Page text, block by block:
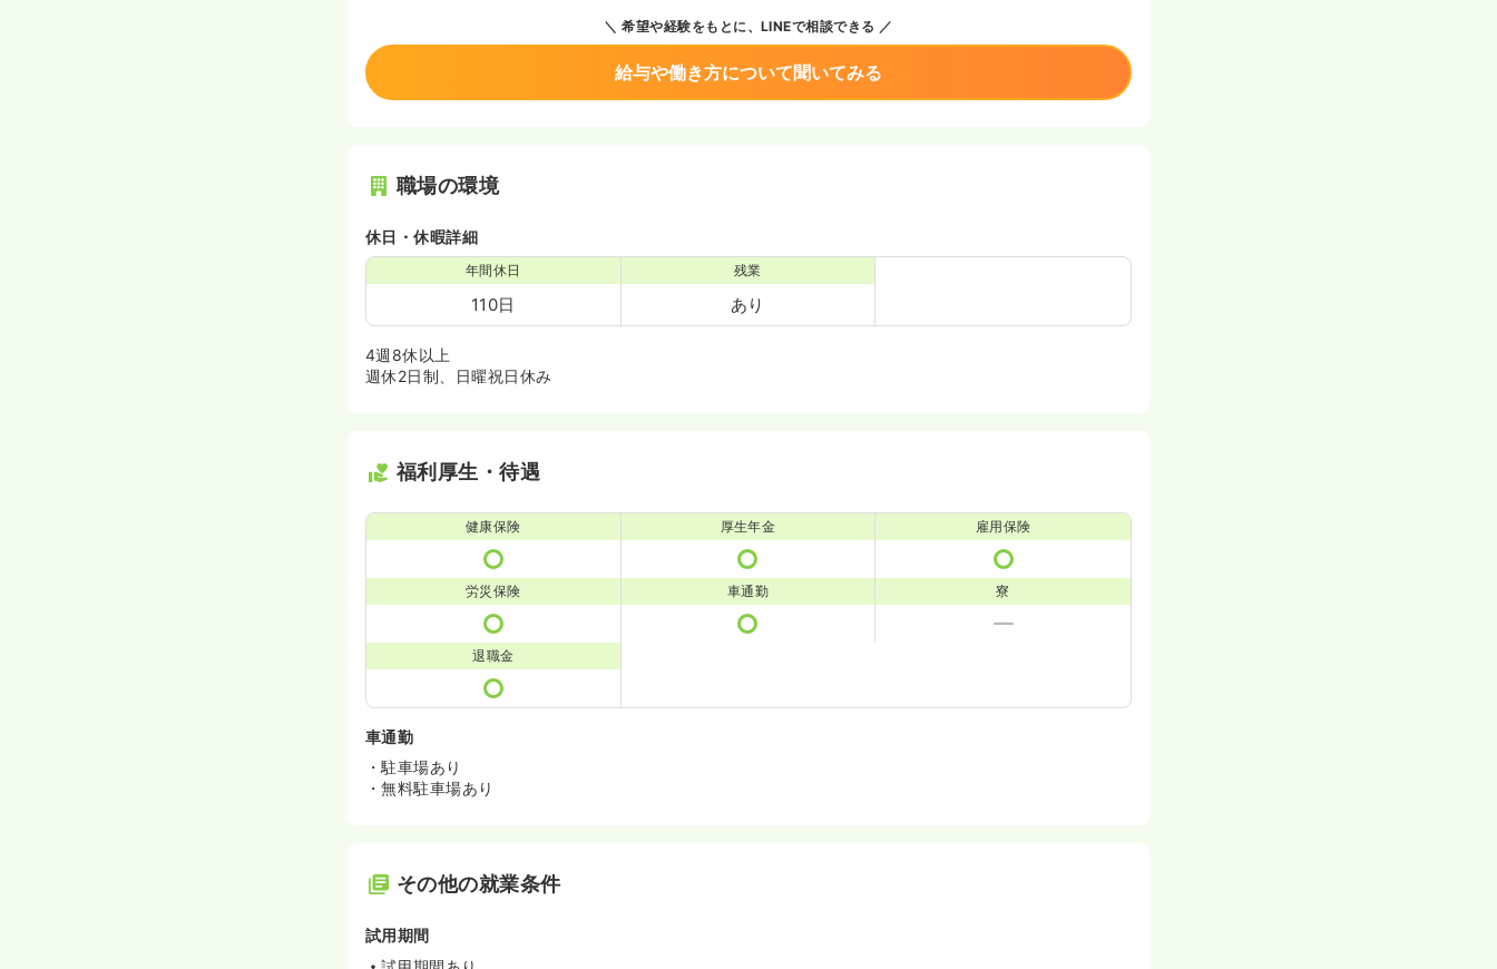
希望や経験をもとに、LINEで相談できる
給与や働き方について聞いてみる
職場の環境
休日・休暇詳細
年間休日
110日
残業
あり
4週8休以上
週休2日制、日曜祝日休み
福利厚生・待遇
健康保険 厚生年金 雇用保険
労災保険 車通勤 寮
退職金
車通勤
・駐車場あり
・無料駐車場あり
その他の就業条件
試用期間